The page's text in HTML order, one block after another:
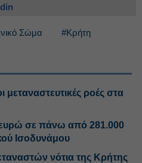
Σώμα #Κρήτη
μεταναστευτικές ροές στα
ευρώ σε πάνω από 281.000
Ισοδυνάμου
νότια της Κρήτης